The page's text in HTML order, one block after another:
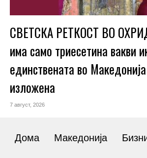
СВЕТСКА РЕТКОСТ ВО
има само триесетина вакви
единствената во
изложена
7 август, 2026
Дома Македонија